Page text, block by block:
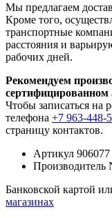
Мы предлагаем
Кроме того,
транспортные
расстояния и
рабочих дней.
Рекомендуем
сертифицированном
Чтобы записаться на
телефона +7 963-448-
страницу контактов.
Артикул 906077
Производитель
Банковской картой
магазинах